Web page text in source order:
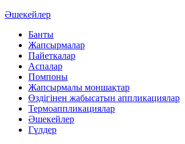
Әшекейлер
Банты
Жапсырмалар
Пайеткалар
Аспалар
Помпоны
Жапсырмалы моншақтар
Өздігінен жабысатын аппликациялар
Термоаппликациялар
Әшекейлер
Гүлдер